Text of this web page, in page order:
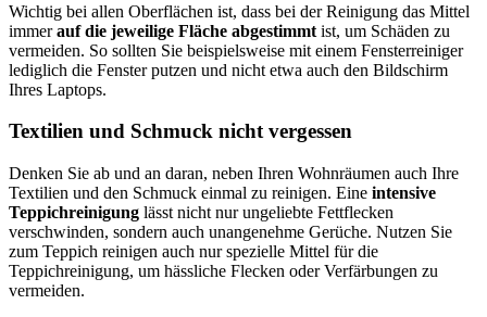
Wichtig bei allen Oberflächen ist, dass bei der Reinigung das Mittel
immerauf die jeweilige Fläche abgestimmt ist, um Schäden zu
vermeiden. So sollten Sie beispielsweise mit einem Fensterreiniger
lediglich die Fenster putzen und nicht etwa auch den Bildschirm
Ihres Laptops.
Textilien und Schmuck nicht vergessen
Denken Sie ab und an daran, neben Ihren Wohnräumen auch Ihre
Textilien und den Schmuck einmal zu reinigen. Eine intensive
Teppichreinigung lässt nicht nur ungeliebte Fettflecken
verschwinden, sondern auch unangenehme Gerüche. Nutzen Sie
zum Teppich reinigen auch nur spezielle Mittel für die
Teppichreinigung, um hässliche Flecken oder Verfärbungen zu
vermeiden.